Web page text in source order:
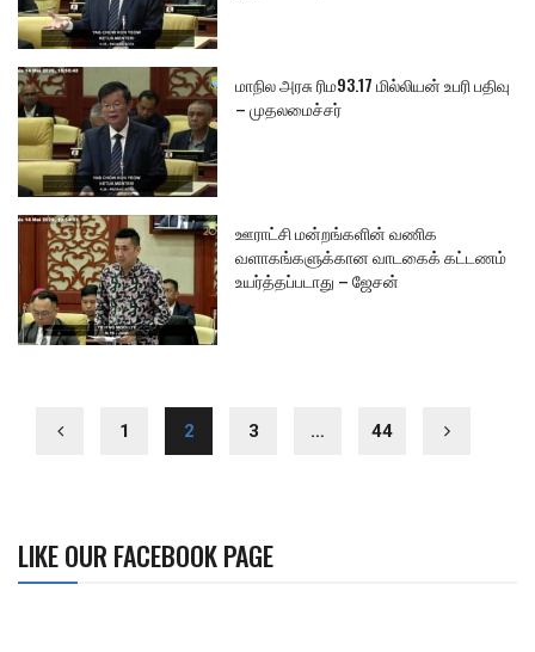
மாநில அரசு ரிம93.17 மில்லியன் உபரி பதிவு
– முதலமைச்சர்
ஊராட்சி மன்றங்களின் வணிக
வளாகங்களுக்கான வாடகைக் கட்டணம்
உயர்த்தப்படாது – ஜேசன்
1 2 3 … 44
LIKE OUR FACEBOOK PAGE